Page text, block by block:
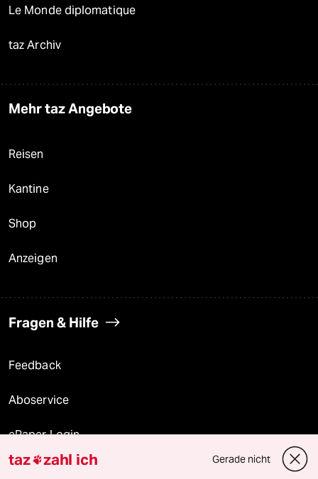
Le Monde diplomatique
taz Archiv
Mehr taz Angebote
Reisen
Kantine
Shop
Anzeigen
Fragen & Hilfe
Feedback
Aboservice
ePaper Login
Downloads für Abonnierende
taz zahl ich Gerade nicht